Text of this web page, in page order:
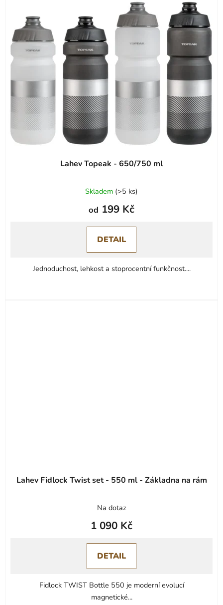
Lahev Topeak - 650/750 ml
Skladem (>5 ks)
od 199 Kč
DETAIL
Jednoduchost, lehkost a stoprocentní funkčnost....
Lahev Fidlock Twist set - 550 ml - Základna na rám
Na dotaz
1 090 Kč
DETAIL
Fidlock TWIST Bottle 550 je moderní evolucí
magnetické...